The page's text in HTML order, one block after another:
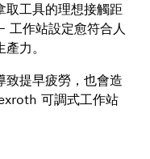
取工具的理想接觸距
工作站設定愈符合人
力。
致提早疲勞，也會造
可調式工作站